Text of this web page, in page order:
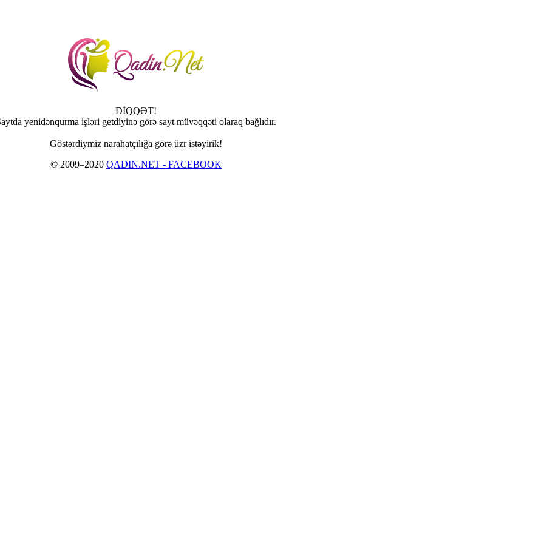
DİQQƏT!
yenidənqurma işləri getdiyinə görə sayt müvəqqəti olaraq bağlıdır.
Göstərdiymiz narahatçılığa görə üzr istəyirik!
© 2009–2020 QADIN.NET - FACEBOOK